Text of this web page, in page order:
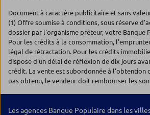
Document à caractère publicitaire et sans
(1) Offre soumise à conditions, sous réserve
dossier par l'organisme prêteur, votre Banque
Pour les crédits à la consommation,
légal de rétractation. Pour les crédits
dispose d'un délai de réflexion de dix jours
crédit. La vente est subordonnée à l'obtention
pas obtenu, le vendeur doit rembourser les
Les agences Banque Populaire dans les